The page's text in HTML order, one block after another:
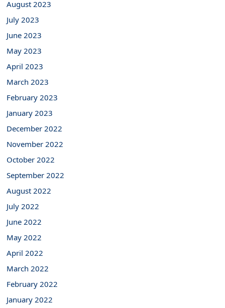
August 2023
July 2023
June 2023
May 2023
April 2023
March 2023
February 2023
January 2023
December 2022
November 2022
October 2022
September 2022
August 2022
July 2022
June 2022
May 2022
April 2022
March 2022
February 2022
January 2022